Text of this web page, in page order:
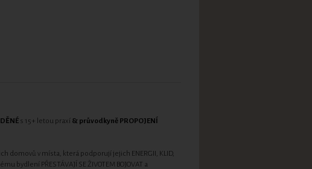
s 15+ letou praxí & průvodkyně PROPOJENÍ
domovů v místa, která podporují jejich ENERGII, KLID,
bydlení PŘESTÁVAJÍ SE ŽIVOTEM BOJOVAT a